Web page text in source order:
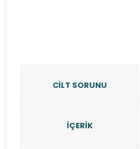
CİLT SORUNU
İÇERİK